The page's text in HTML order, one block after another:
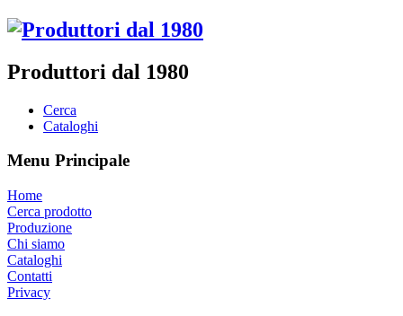
Produttori dal 1980
Cerca
Cataloghi
Menu Principale
Home
Cerca prodotto
Produzione
Chi siamo
Cataloghi
Contatti
Privacy